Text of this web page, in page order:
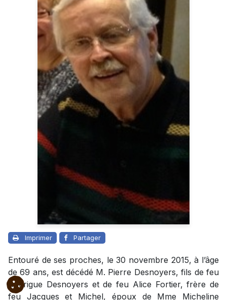
Imprimer Partager
Entouré de ses proches, le 30 novembre 2015, à l’âge
de 69 ans, est décédé M. Pierre Desnoyers, fils de feu
Rodrigue Desnoyers et de feu Alice Fortier, frère de
feu Jacques et Michel, époux de Mme Micheline